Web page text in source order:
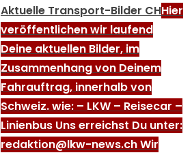
Aktuelle Transport-Bilder CHHier
veröffentlichen wir laufend
Deine aktuellen Bilder, im
Zusammenhang von Deinem
Fahrauftrag, innerhalb von
Schweiz. wie: – LKW – Reisecar –
Linienbus Uns erreichst Du unter:
redaktion@lkw-news.ch Wir